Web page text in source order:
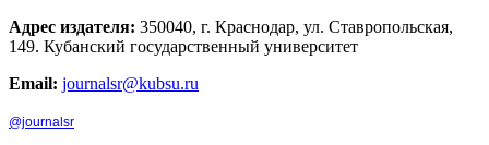
Адрес издателя: 350040, г. Краснодар, ул. Ставропольская,
149. Кубанский государственный университет
Email: journalsr@kubsu.ru
@journalsr